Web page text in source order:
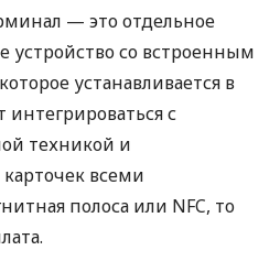
— это отдельное
устройство со встроенным
устанавливается в
интегрироваться с
техникой и
всеми
полоса или NFC, то